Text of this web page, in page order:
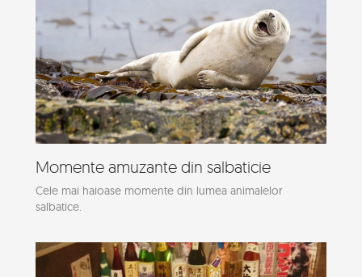
Momente amuzante din salbaticie
Cele mai haioase momente din lumea animalelor
salbatice.